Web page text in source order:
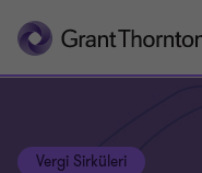
Vergi Sirküleri